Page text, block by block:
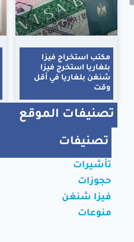
مكتب استخراج فيزا
بلغاريا استخرج فيزا
شنغن بلغاريا في أقل
وقت
تصنيفات الموقع
تصنيفات
تأشيرات
حجوزات
فيزا شنغن
منوعات